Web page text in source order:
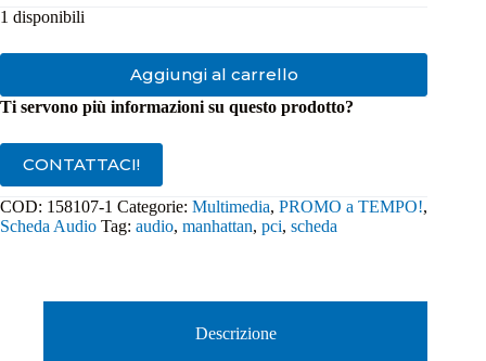
1 disponibili
Aggiungi al carrello
Ti servono più informazioni su questo prodotto?
CONTATTACI!
COD: 158107-1 Categorie: Multimedia, PROMO a TEMPO!,
Scheda Audio Tag: audio, manhattan, pci, scheda
Descrizione